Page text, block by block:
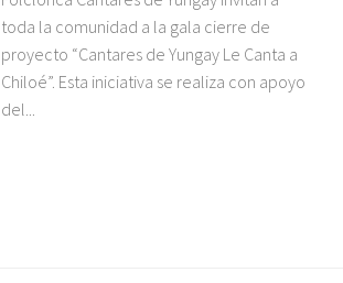
toda la comunidad a la gala cierre de
proyecto “Cantares de Yungay Le Canta a
Chiloé”. Esta iniciativa se realiza con apoyo
del...